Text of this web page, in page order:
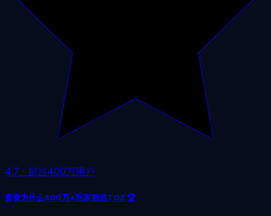
4.7 · 超过400万用户
看看为什么400万+玩家都选TOZ 🏆